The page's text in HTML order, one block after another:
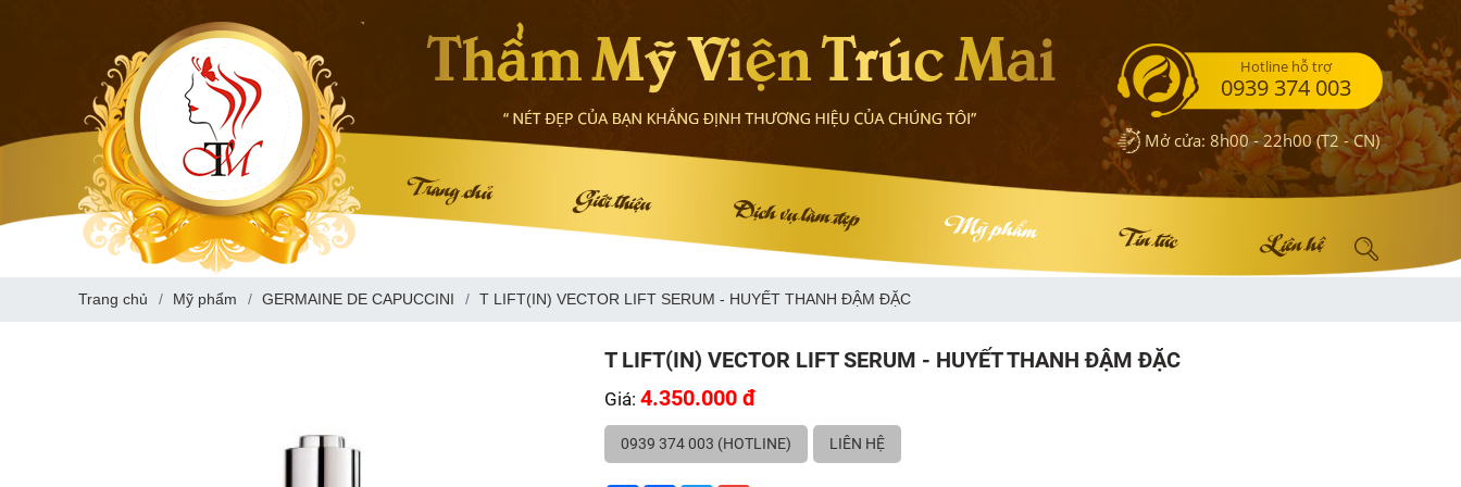
Hotline hỗ trợ
0939 374 003
Mở cửa: 8h00 - 22h00 (T2 - CN)
Trang chủ Giới thiệu Dịch vụ làm đẹp Mỹ phẩm Tin tức Liên hệ
Trang chủ Mỹ phẩm GERMAINE DE CAPUCCINI T LIFT(IN) VECTOR LIFT SERUM - HUYẾT THANH ĐẬM ĐẶC
T LIFT(IN) VECTOR LIFT SERUM - HUYẾT THANH ĐẬM ĐẶC
Giá: 4.350.000 đ
0939 374 003 (HOTLINE) LIÊN HỆ